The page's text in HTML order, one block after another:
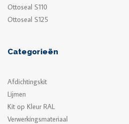
Ottoseal S110
Ottoseal S125
Categorieën
Afdichtingskit
Lijmen
Kit op Kleur RAL
Verwerkingsmateriaal